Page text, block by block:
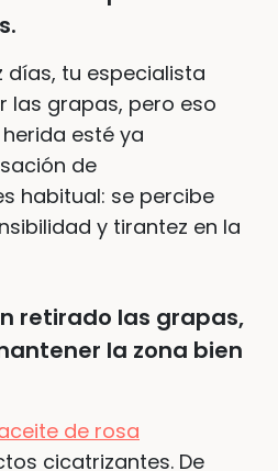
días, tu especialista
las grapas, pero eso
esté ya
de
habitual: se percibe
y tirantez en la
retirado las grapas,
la zona bien
de rosa
cicatrizantes. De